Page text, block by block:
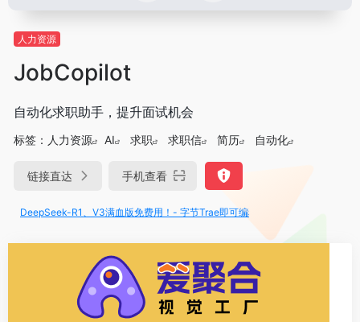
人力资源
JobCopilot
自动化求职助手，提升面试机会
标签： 人力资源 AI 求职 求职信 简历 自动化
链接直达 手机查看
R1、V3满血版免费用！- 字节Trae即可编程又可聊天